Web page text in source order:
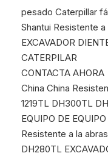
pesado Caterpillar
Shantui Resistente
EXCAVADOR
CATERPILAR
CONTACTA AHORA
China China
1219TL DH300TL
EQUIPO DE
Resistente a la
DH280TL